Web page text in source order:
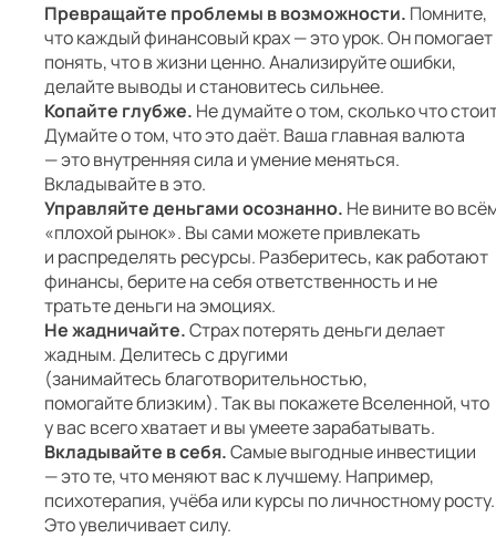
Превращайте проблемы в возможности. Помните,
что каждый финансовый крах — это урок. Он помогает
понять, что в жизни ценно. Анализируйте ошибки,
делайте выводы и становитесь сильнее.
Копайте глубже. Не думайте о том, сколько что
Думайте о том, что это даёт. Ваша главная валюта
— это внутренняя сила и умение меняться.
Вкладывайте в это.
Управляйте деньгами осознанно. Не вините во
«плохой рынок». Вы сами можете привлекать
и распределять ресурсы. Разберитесь, как работают
финансы, берите на себя ответственность и не
тратьте деньги на эмоциях.
Не жадничайте.Страх потерять деньги делает
жадным. Делитесь с другими
(занимайтесь благотворительностью,
помогайте близким). Так вы покажете Вселенной, что
у вас всего хватает и вы умеете зарабатывать.
Вкладывайте в себя.Самые выгодные инвестиции
— это те, что меняют вас к лучшему. Например,
психотерапия, учёба или курсы по личностному росту.
Это увеличивает силу.